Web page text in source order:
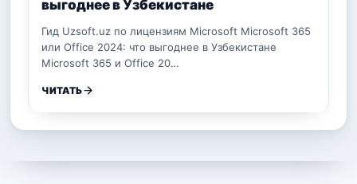
выгоднее в Узбекистане
Гид Uzsoft.uz по лицензиям Microsoft Microsoft 365
или Office 2024: что выгоднее в Узбекистане
Microsoft 365 и Office 20…
ЧИТАТЬ